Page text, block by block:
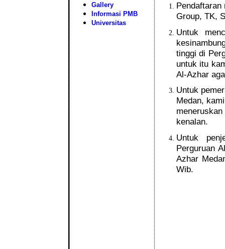
Gallery
Informasi PMB
Universitas
Pendaftaran
Group, TK,
Untuk
tinggi di
untuk itu
Al-Azhar
Untuk
Medan,
kenalan.
Untuk
Perguruan
Azhar
Wib.